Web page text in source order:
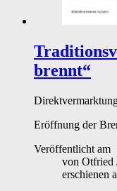
brennt“
Eröffnung der
Veröffentlicht am
von Otfried
erschienen